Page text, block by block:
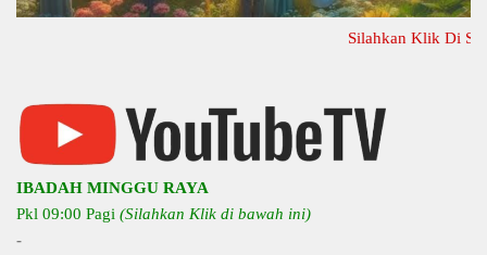
Silahkan Klik Di Sini
IBADAH MINGGU RAYA
Pkl 09:00 Pagi (Silahkan Klik di bawah ini)
-